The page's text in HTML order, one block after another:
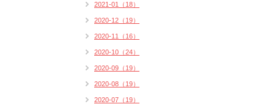
2021-01（18）
2020-12（19）
2020-11（16）
2020-10（24）
2020-09（19）
2020-08（19）
2020-07（19）